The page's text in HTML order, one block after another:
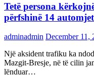
Tetë persona
përfshinë 14
adminadmin December 11,
Një aksident trafiku ka
Mazgit-Bresje, në të cilin
lënduar…